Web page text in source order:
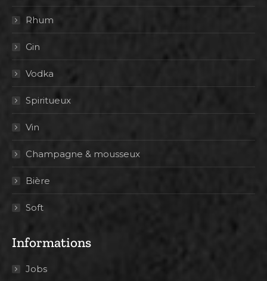
Rhum
Gin
Vodka
Spiritueux
Vin
Champagne & mousseux
Bière
Soft
Informations
Jobs